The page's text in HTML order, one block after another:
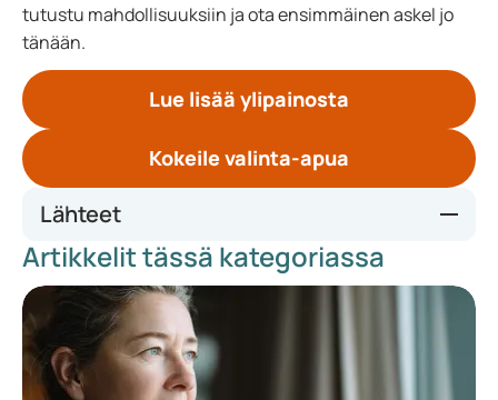
tutustu mahdollisuuksiin ja ota ensimmäinen askel jo
tänään.
Lue lisää ylipainosta
Kokeile valinta-apua
Lähteet
https://www.webmd.com/diet/appetite-suppressants
https://www.apotheek.nl/medicijnen/bupropion-met-
naltrexon
https://www.health.harvard.edu/mind-and-mood/beyond-
appetite-suppression
https://pmc.ncbi.nlm.nih.gov/articles/PMC7752296/
Artikkelit tässä kategoriassa